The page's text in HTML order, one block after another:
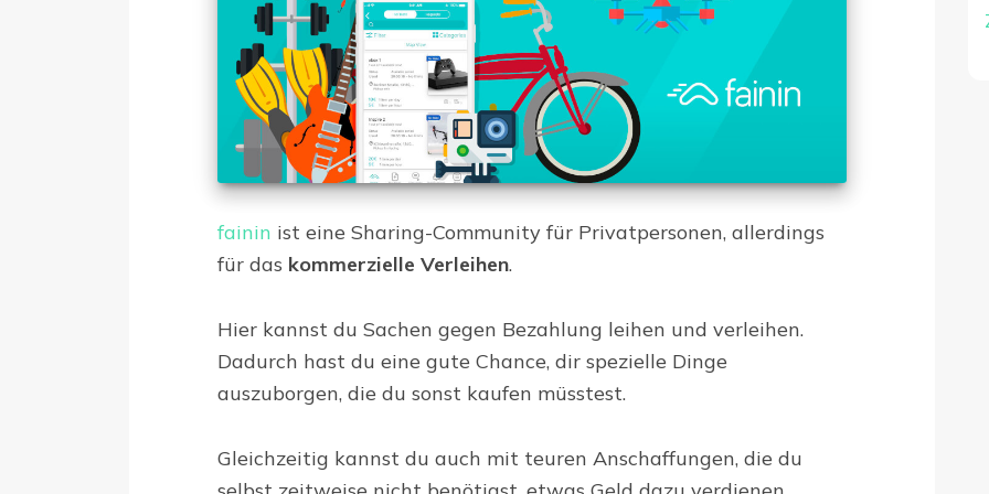
fainin ist eine Sharing-Community für Privatpersonen, allerdings
für das kommerzielle Verleihen.
Hier kannst du Sachen gegen Bezahlung leihen und verleihen.
Dadurch hast du eine gute Chance, dir spezielle Dinge
auszuborgen, die du sonst kaufen müsstest.
Gleichzeitig kannst du auch mit teuren Anschaffungen, die du